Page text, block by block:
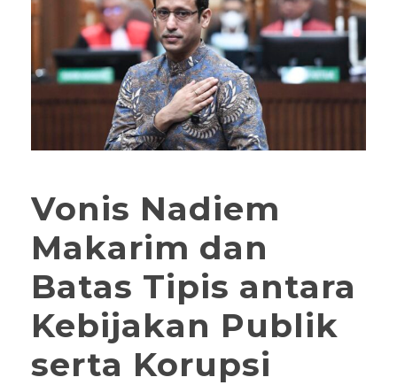
Vonis Nadiem
Makarim dan
Batas Tipis antara
Kebijakan Publik
serta Korupsi